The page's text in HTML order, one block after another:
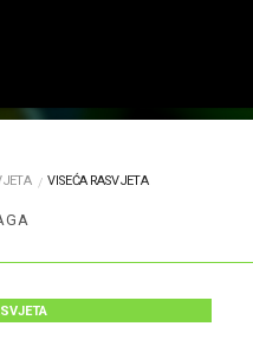
/ VISEĆA RASVJETA